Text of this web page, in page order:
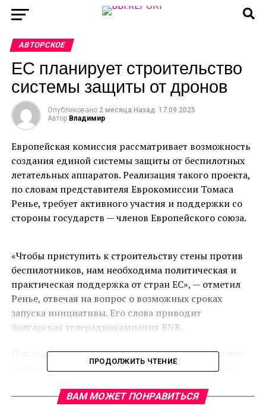
АВТОРСКОЕ
ЕС планирует строительство
системы защиты от дронов
Опубликовано 2 месяца Назад 17.09.2025
Автор Владимир
Европейская комиссия рассматривает возможность
создания единой системы защиты от беспилотных
летательных аппаратов. Реализация такого проекта,
по словам представителя Еврокомиссии Томаса
Ренье, требует активного участия и поддержки со
стороны государств — членов Европейского союза.
«Чтобы приступить к строительству стены против
беспилотников, нам необходима политическая и
практическая поддержка от стран ЕС», — отметил
Ренье, отвечая на вопрос о возможных сроках
запуска инициативы. Его слова приводит
болгарская телерадиокомпания BNR.
Поводом для обсуждения проекта стало недавнее
сбитие беспилотников на территории Польши и
Еврокомиссии, подчёркивают срочную
ПРОДОЛЖИТЬ ЧТЕНИЕ
ВАМ МОЖЕТ ПОНРАВИТЬСЯ